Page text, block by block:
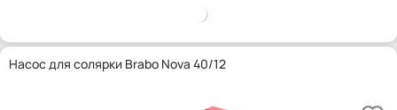
Насос для солярки Brabo Nova 40/12